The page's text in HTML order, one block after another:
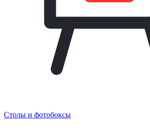
Столы и фотобоксы